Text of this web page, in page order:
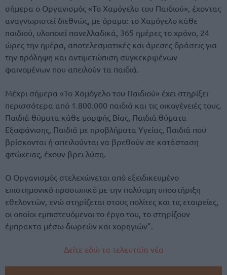
σήμερα ο Οργανισμός «Το Χαμόγελο του Παιδιού», έχοντας
αναγνωριστεί διεθνώς, με όραμα: το Χαμόγελο κάθε
παιδιού, υλοποιεί πανελλαδικά, 365 ημέρες το χρόνο, 24
ώρες την ημέρα, αποτελεσματικές και άμεσες δράσεις για
την πρόληψη και αντιμετώπιση συγκεκριμένων
φαινομένων που απειλούν τα παιδιά.
Μέχρι σήμερα «Το Χαμόγελο του Παιδιού» έχει στηρίξει
περισσότερα από 1.800.000 παιδιά και τις οικογένειές τους.
Παιδιά θύματα κάθε μορφής Βίας, Παιδιά θύματα
Εξαφάνισης, Παιδιά με προβλήματα Υγείας, Παιδιά που
βρίσκονται ή απειλούνται να βρεθούν σε κατάσταση
φτώχειας, έχουν βρει λύση.
Ο Οργανισμός στελεχώνεται από εξειδικευμένο
επιστημονικό προσωπικό με την πολύτιμη υποστήριξη
εθελοντών, ενώ στηρίζεται στους πολίτες και τις εταιρείες,
οι οποίοι εμπιστευόμενοι το έργο του, το στηρίζουν
έμπρακτα μέσω δωρεών και χορηγιών”.
Δείτε εδώ τα τελευταία νέα